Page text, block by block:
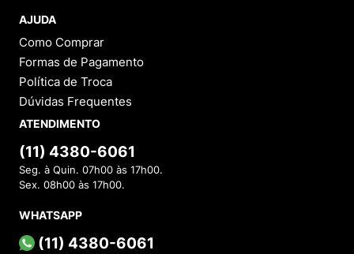
AJUDA
Como Comprar
Formas de Pagamento
Política de Troca
Dúvidas Frequentes
ATENDIMENTO
(11) 4380-6061
Seg. à Quin. 07h00 às 17h00.
Sex. 08h00 às 17h00.
WHATSAPP
(11) 4380-6061